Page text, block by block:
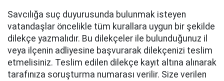
Savcılığa suç duyurusunda bulunmak isteyen
vatandaşlar öncelikle tüm kurallara uygun bir şekilde
dilekçe yazmalıdır. Bu dilekçeler ile bulunduğunuz il
veya ilçenin adliyesine başvurarak dilekçenizi teslim
etmelisiniz. Teslim edilen dilekçe kayıt altına alınarak
tarafınıza soruşturma numarası verilir. Size verilen